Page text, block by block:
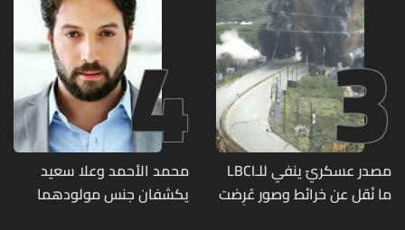
3
مصدر عسكريّ ينفي للـLBCI
ما نُقل عن خرائط وصور عُرِضت
4
محمد الأحمد وعلا سعيد
يكشفان جنس مولودهما